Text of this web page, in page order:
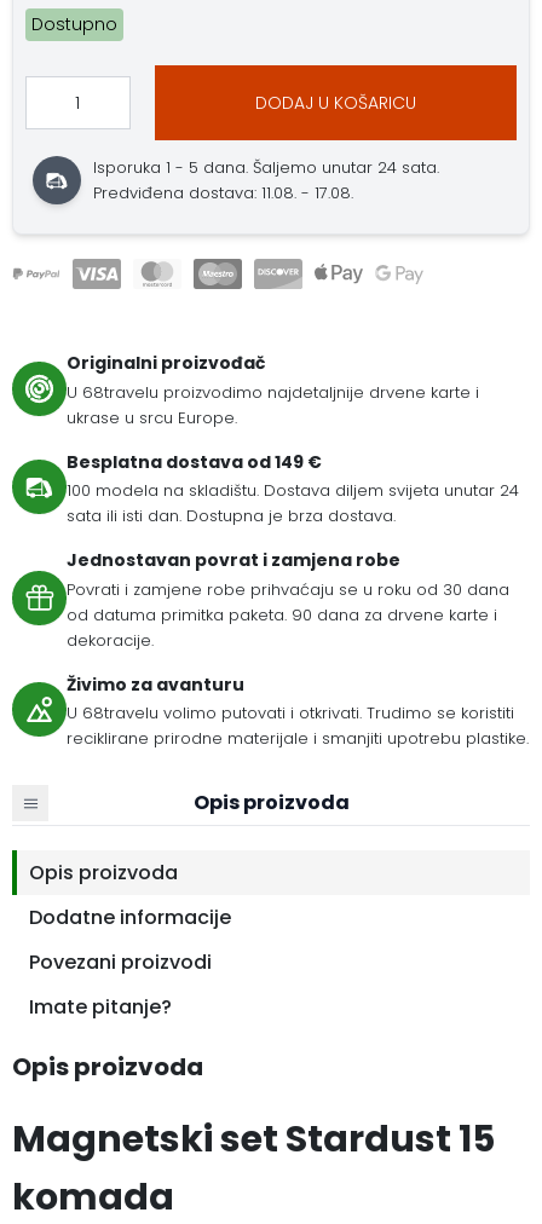
Dostupno
DODAJ U KOŠARICU
Isporuka 1 - 5 dana. Šaljemo unutar 24 sata.
Predviđena dostava: 11.08. - 17.08.
Originalni proizvođač
U 68travelu proizvodimo najdetaljnije drvene karte i
ukrase u srcu Europe.
Besplatna dostava od 149 €
100 modela na skladištu. Dostava diljem svijeta unutar 24
sata ili isti dan. Dostupna je brza dostava.
Jednostavan povrat i zamjena robe
Povrati i zamjene robe prihvaćaju se u roku od 30 dana
od datuma primitka paketa. 90 dana za drvene karte i
dekoracije.
Živimo za avanturu
U 68travelu volimo putovati i otkrivati. Trudimo se koristiti
reciklirane prirodne materijale i smanjiti upotrebu plastike.
Opis proizvoda
Opis proizvoda
Dodatne informacije
Povezani proizvodi
Imate pitanje?
Opis proizvoda
Magnetski set Stardust 15
komada